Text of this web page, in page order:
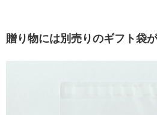
贈り物には別売りのギフト袋が